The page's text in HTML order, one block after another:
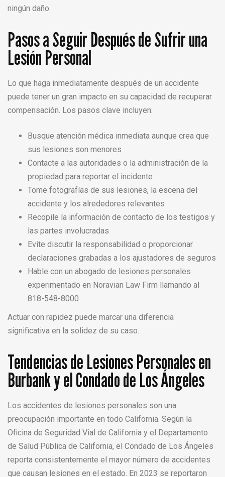
ningún daño.
Pasos a Seguir Después de Sufrir una
Lesión Personal
Lo que haga inmediatamente después de un accidente
puede tener un gran impacto en su capacidad de recuperar
compensación. Los pasos clave incluyen:
Busque atención médica inmediata aunque crea que
sus lesiones son menores
Contacte a las autoridades o la administración de la
propiedad para reportar el incidente
Tome fotografías de sus lesiones, la escena del
accidente y los alrededores relevantes
Recopile la información de contacto de los testigos y
las partes involucradas
Evite discutir la responsabilidad o proporcionar
declaraciones grabadas a los ajustadores de seguros
Hable con un abogado de lesiones personales
experimentado en Noravian Law Firm llamando al
818-548-8000
Actuar con rapidez puede marcar una diferencia
significativa en la solidez de su caso.
Tendencias de Lesiones Personales en
Burbank y el Condado de Los Ángeles
Los accidentes de lesiones personales son una
preocupación importante en todo California. Según la
Oficina de Seguridad Vial de California y el Departamento
de Salud Pública de California, el Condado de Los Ángeles
reporta consistentemente el mayor número de accidentes
que causan lesiones en el estado. En 2023 se reportaron